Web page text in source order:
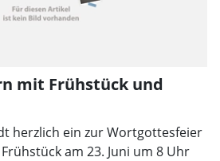
mit Frühstück und
herzlich ein zur Wortgottesfeier
am 23. Juni um 8 Uhr